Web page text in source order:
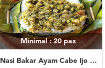
Minimal : 20pax
Nasi Bakar Ayam Cabe Ijo + Kerupuk